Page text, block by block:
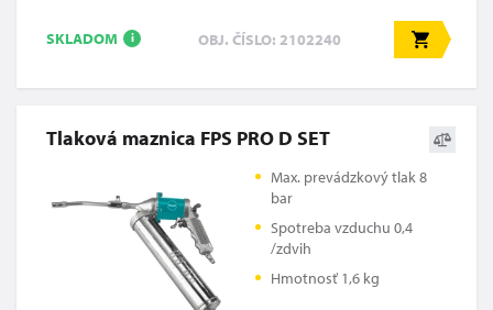
SKLADOM i OBJ. ČÍSLO: 2102240
Tlaková maznica FPS PRO D SET
Max. prevádzkový tlak 8
bar
Spotreba vzduchu 0,4
/zdvih
Hmotnosť 1,6 kg